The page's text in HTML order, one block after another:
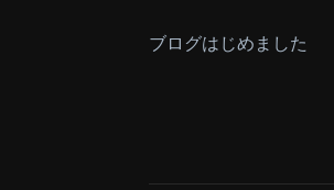
ブログはじめました